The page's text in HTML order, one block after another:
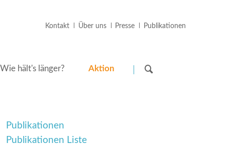
Kontakt
Über uns Presse Publikationen
Wie hält's länger?
geht´s!
Aktion
Publikationen
Publikationen Liste